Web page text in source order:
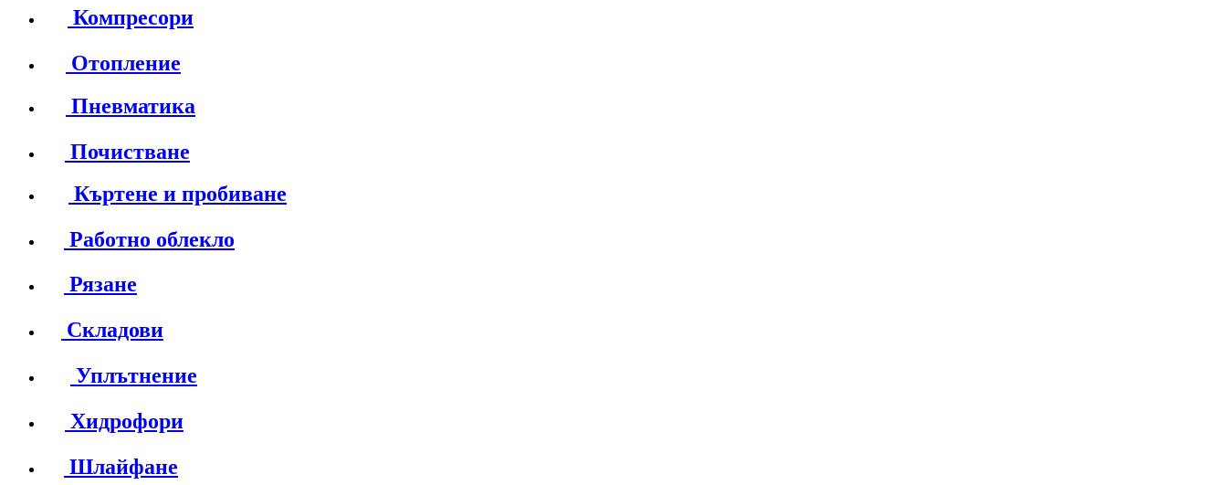
Компресори
Отопление
Пневматика
Почистване
Къртене и пробиване
Работно облекло
Рязане
Складови
Уплътнение
Хидрофори
Шлайфане